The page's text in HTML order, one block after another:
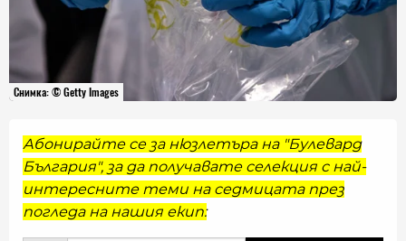
Снимка: © Getty Images
Абонирайте се за нюзлетъра на "Булевард
България", за да получавате селекция с най-
интересните теми на седмицата през
погледа на нашия екип: